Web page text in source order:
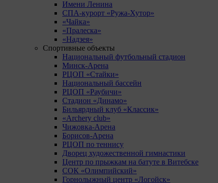
Имени Ленина
СПА-курорт «Ружа-Хутор»
«Чайка»
«Пралеска»
«Надзея»
Спортивные объекты
Национальный футбольный стадион
Минск-Арена
РЦОП «Стайки»
Национальный бассейн
РЦОП «Раубичи»
Стадион «Динамо»
Бильярдный клуб «Классик»
«Archery club»
Чижовка-Арена
Борисов-Арена
РЦОП по теннису
Дворец художественной гимнастики
Центр по прыжкам на батуте в Витебске
СОК «Олимпийский»
Горнолыжный центр «Логойск»